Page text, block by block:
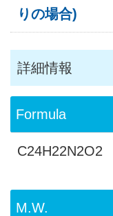
りの場合)
詳細情報
Formula
C24H22N2O2
M.W.